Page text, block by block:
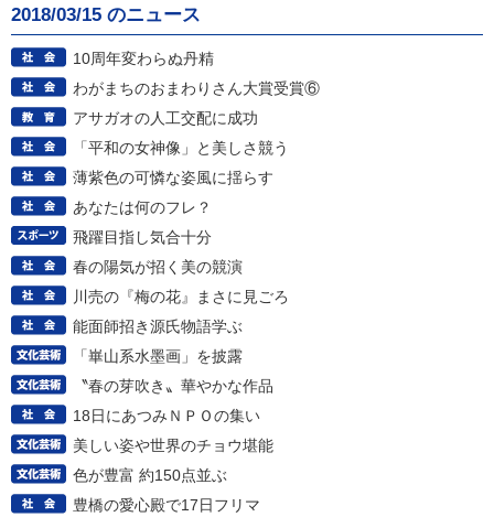
2018/03/15 のニュース
10周年変わらぬ丹精
わがまちのおまわりさん大賞受賞⑥
アサガオの人工交配に成功
「平和の女神像」と美しさ競う
薄紫色の可憐な姿風に揺らす
あなたは何のフレ？
飛躍目指し気合十分
春の陽気が招く美の競演
川売の『梅の花』まさに見ごろ
能面師招き源氏物語学ぶ
「崋山系水墨画」を披露
〝春の芽吹き〟華やかな作品
18日にあつみＮＰＯの集い
美しい姿や世界のチョウ堪能
色が豊富 約150点並ぶ
豊橋の愛心殿で17日フリマ